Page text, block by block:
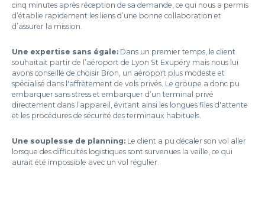
cinq minutes après réception de sa demande, ce qui nous a permis
d’établie rapidement les liens d’une bonne collaboration et
d’assurer la mission.
Une expertise sans égale: Dans un premier temps, le client
souhaitait partir de l’aéroport de Lyon St Exupéry mais nous lui
avons conseillé de choisir Bron, un aéroport plus modeste et
spécialisé dans l'affrètement de vols privés. Le groupe a donc pu
embarquer sans stress et embarquer d’un terminal privé
directement dans l’appareil, évitant ainsi les longues files d'attente
et les procédures de sécurité des terminaux habituels.
Une souplesse de planning: Le client a pu décaler son vol aller
lorsque des difficultés logistiques sont survenues la veille, ce qui
aurait été impossible avec un vol régulier.